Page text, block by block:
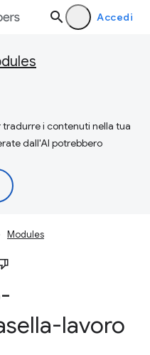
Accedi
i contenuti nella tua
dall'AI potrebbero
Modules
lavoro